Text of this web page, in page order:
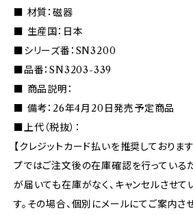
■ 材質：磁器
■ 生産国：日本
■シリーズ番：SN3200
■品番：SN3203-339
■ 商品説明：
■ 備考：26年4月20日発売予定商品
■上代（税抜）：
【クレジットカード払いを推奨しておりま
プではご注文後の在庫確認を行っている
が届いても在庫がなく、キャンセルさせ
す。その場合、個別にメールにてご案内さ